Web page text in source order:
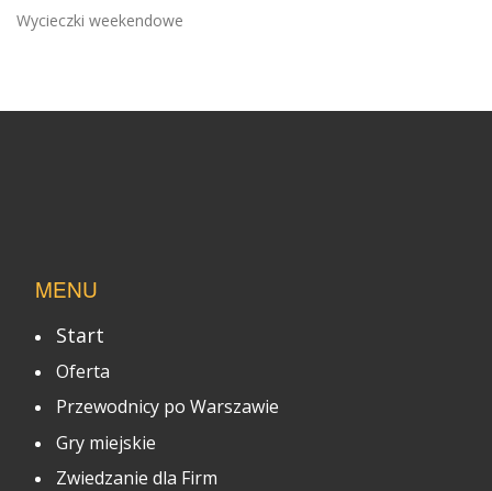
Wycieczki weekendowe
MENU
Start
Oferta
Przewodnicy po Warszawie
Gry miejskie
Zwiedzanie dla Firm